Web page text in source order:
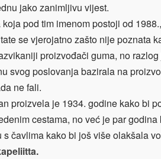
jako zanimljivu vijest.
koja pod tim imenom postoji od
se vjerojatno zašto nije poznata
proizvođači guma, no
svog poslovanja bazirala na
ne fali.
proizvela je 1934. godine kako bi
cestama, no već je par
čavlima kako bi još više olakšala